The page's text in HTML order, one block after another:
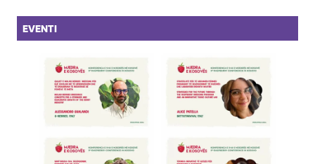
EVENTI